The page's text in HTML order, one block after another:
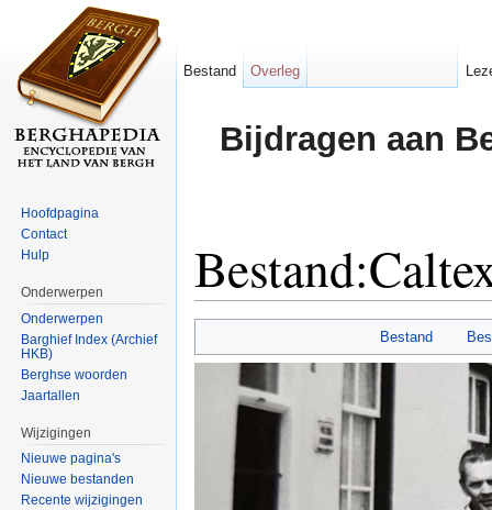
Bijdragen aan
Bestand
Bestand Overleg
Hoofdpagina
Contact
Hulp
Onderwerpen
Onderwerpen
Barghief Index (Archief
HKB)
Berghse woorden
Jaartallen
Wijzigingen
Nieuwe pagina's
Nieuwe bestanden
Recente wijzigingen